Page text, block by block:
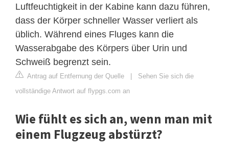
Luftfeuchtigkeit in der Kabine kann dazu führen,
dass der Körper schneller Wasser verliert als
üblich. Während eines Fluges kann die
Wasserabgabe des Körpers über Urin und
Schweiß begrenzt sein.
Antrag auf Entfernung der Quelle | Sehen Sie sich die
vollständige Antwort auf flypgs.com an
Wie fühlt es sich an, wenn man mit
einem Flugzeug abstürzt?